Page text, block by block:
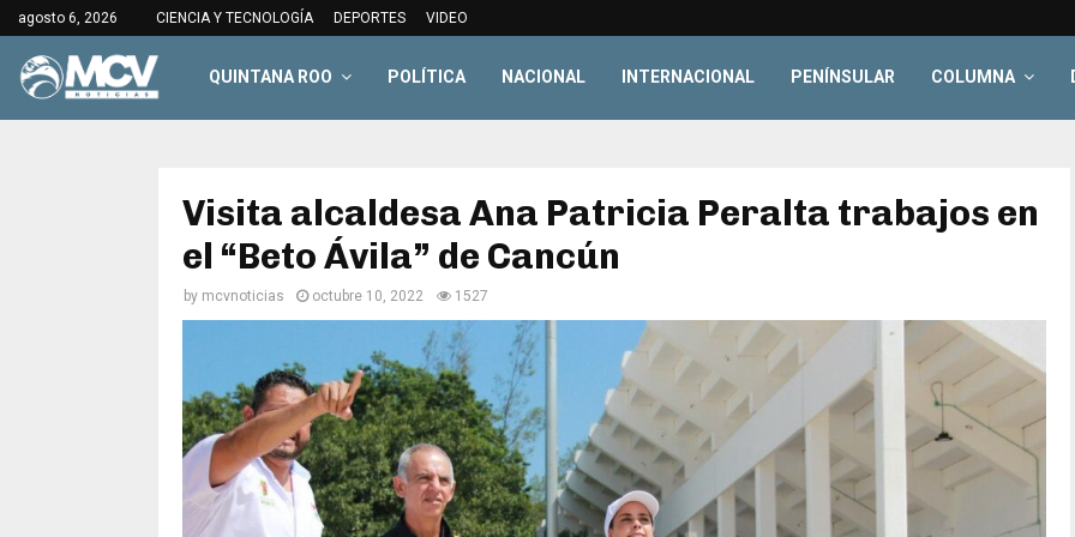
agosto 6, 2026 CIENCIA Y TECNOLOGÍA DEPORTES VIDEO
QUINTANA ROO POLÍTICA NACIONAL INTERNACIONAL PENÍNSULAR COLUMNA
Visita alcaldesa Ana Patricia Peralta trabajos en
el “Beto Ávila” de Cancún
by mcvnoticias octubre 10, 2022 1527